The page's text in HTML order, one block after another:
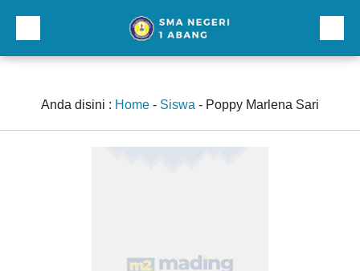
ProfilAnda disini : Home - Siswa - Poppy Marlena Sari